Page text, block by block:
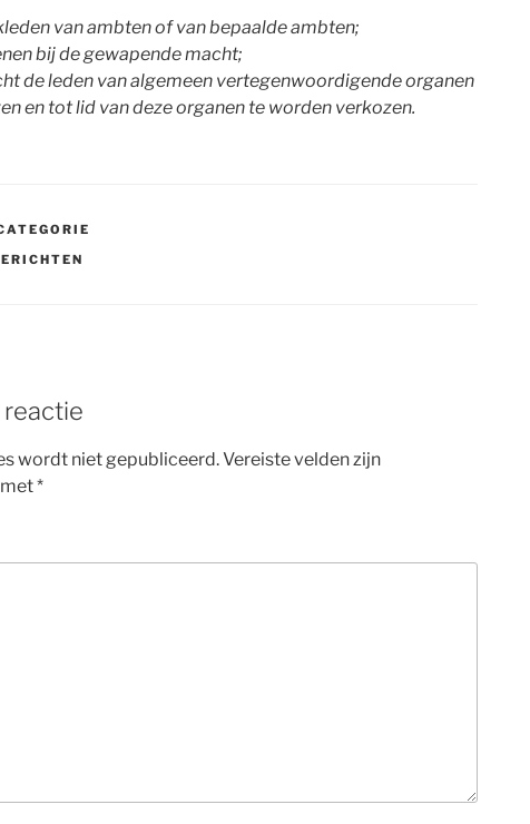
van ambten of van bepaalde ambten;
bij de gewapende macht;
de leden van algemeen vertegenwoordigende organen
en tot lid van deze organen te worden verkozen.
wordt niet gepubliceerd.Vereiste velden zijn
*